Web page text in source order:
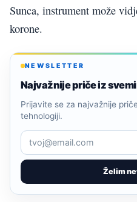
Sunca, instrument može
korone.
NEWSLETTER
Najvažnije priče iz
Želim
Prijavite se za najvažnije
tehnologiji.